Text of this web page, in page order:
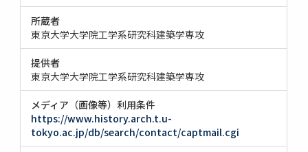
所蔵者
東京大学大学院工学系研究科建築学専攻
提供者
東京大学大学院工学系研究科建築学専攻
メディア（画像等）利用条件
https://www.history.arch.t.u-
tokyo.ac.jp/db/search/contact/captmail.cgi